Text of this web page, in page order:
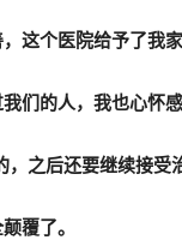
这个医院给予了我家
们的人，我也心怀感
，之后还要继续接受
覆了。